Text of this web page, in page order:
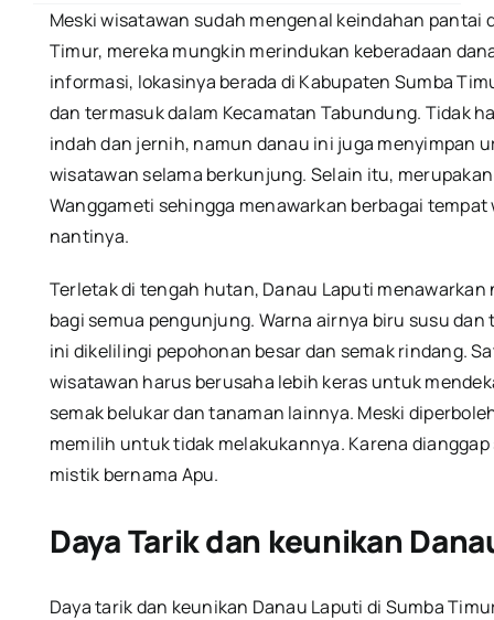
Dan
Mitos
Belut
Apu
Meski wisatawan sudah mengenal keindahan pantai
Timur, mereka mungkin merindukan keberadaan
informasi, lokasinya berada di Kabupaten Sumba
dan termasuk dalam Kecamatan Tabundung. Tidak
indah dan jernih, namun danau ini juga menyimpan
wisatawan selama berkunjung. Selain itu,
Wanggameti sehingga menawarkan berbagai
nantinya.
Terletak di tengah hutan, Danau Laputi
bagi semua pengunjung. Warna airnya biru susu
ini dikelilingi pepohonan besar dan semak rindang.
wisatawan harus berusaha lebih keras untuk
semak belukar dan tanaman lainnya. Meski
memilih untuk tidak melakukannya. Karena
mistik bernama Apu.
Daya Tarik dan keunikan
Daya tarik dan keunikan Danau Laputi di Sumba